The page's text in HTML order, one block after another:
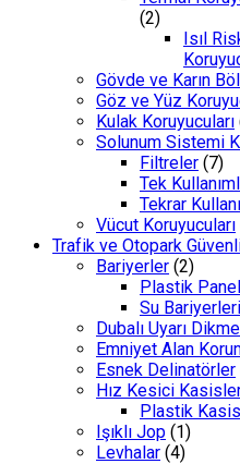
(2)
Isıl
Gövde ve Karın
Göz ve Yüz
Kulak Koruyucuları
Solunum Sistemi
Filtreler (7)
Tek
Tekrar
Vücut Koruyucuları
Trafik ve Otopark
Bariyerler (2)
Plastik
Su Bariyerleri
Dubalı Uyarı
Emniyet Alan
Esnek Delinatörler
Hız Kesici
Plastik
Işıklı Jop (1)
Levhalar (4)